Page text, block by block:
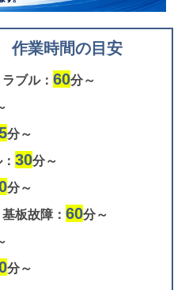
作業時間の目安
ブル： 60分～
分～
30分～
分～
板故障： 60分～
分～